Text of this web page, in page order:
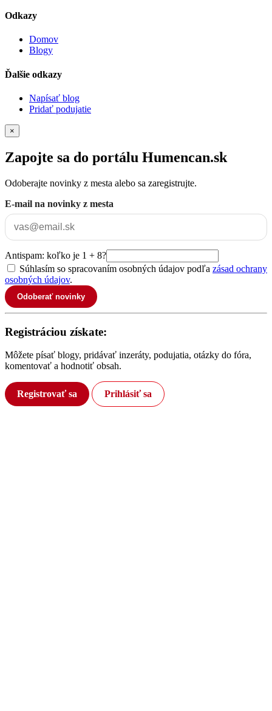
Odkazy
Domov
Blogy
Ďalšie odkazy
Napísať blog
Pridať podujatie
×
Zapojte sa do portálu Humencan.sk
Odoberajte novinky z mesta alebo sa zaregistrujte.
E-mail na novinky z mesta
Antispam: koľko je 1 + 8?
Súhlasím so spracovaním osobných údajov podľa zásad ochrany
osobných údajov.
Odoberať novinky
Registráciou získate:
Môžete písať blogy, pridávať inzeráty, podujatia, otázky do fóra,
komentovať a hodnotiť obsah.
Registrovať sa Prihlásiť sa